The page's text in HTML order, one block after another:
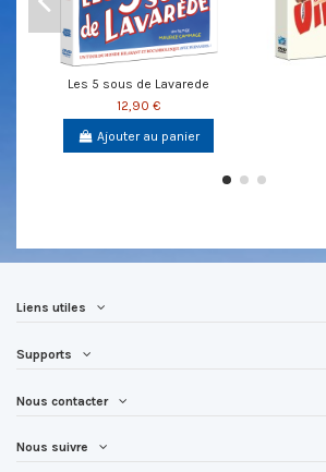
Les 5 sous de Lavarede
12,90 €
Ajouter au panier
Liens utiles
Supports
Nous contacter
Nous suivre